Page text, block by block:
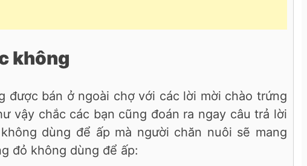
không
được bán ở ngoài chợ với các lời mời chào trứng
vậy chắc các bạn cũng đoán ra ngay câu trả lời
dùng để ấp mà người chăn nuôi sẽ mang
đỏ không dùng để ấp: